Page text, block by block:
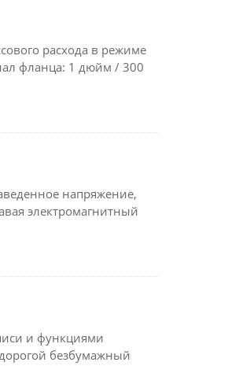
расхода в режиме
фланца: 1 дюйм / 300
напряжение,
электромагнитный
и функциями
безбумажный